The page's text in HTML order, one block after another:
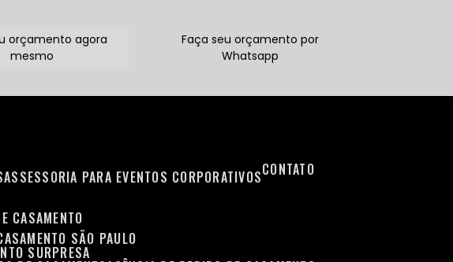
orçamento agora
mesmo
Faça seu orçamento por
Whatsapp
ASSESSORIA PARA EVENTOS CORPORATIVOS CONTATO
CASAMENTO
SÃO PAULO
SURPRESA